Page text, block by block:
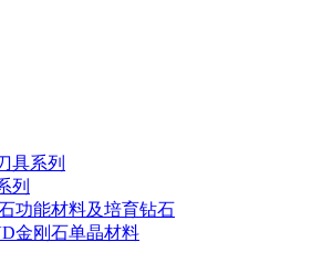
具系列
列
功能材料及培育钻石
金刚石单晶材料